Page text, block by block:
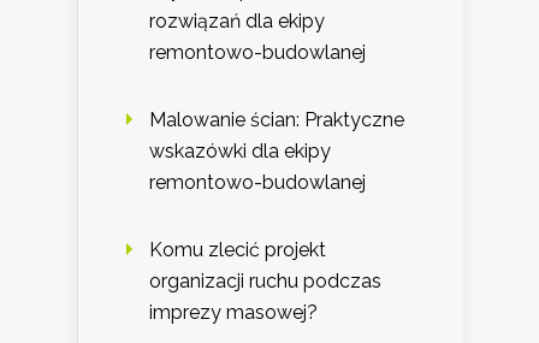
rozwiązań dla ekipy
remontowo-budowlanej
Malowanie ścian: Praktyczne
wskazówki dla ekipy
remontowo-budowlanej
Komu zlecić projekt
organizacji ruchu podczas
imprezy masowej?